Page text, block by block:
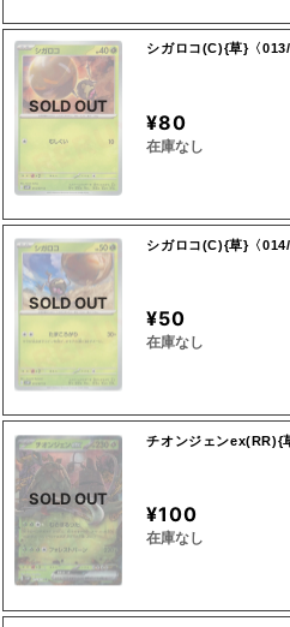
SOLD OUT
シガロコ(C){草}〈
¥80
在庫なし
SOLD OUT
シガロコ(C){草}〈
¥50
在庫なし
SOLD OUT
チオンジェンex(RR){
¥100
在庫なし